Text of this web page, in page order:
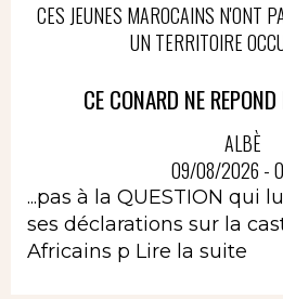
CES JEUNES MAROCAINS N'ONT
UN TERRITOIRE
CE CONARD NE
ALBÈ
09/08/2026 -
...pas à la QUESTION qui
ses déclarations sur la
Africains p Lire la suite